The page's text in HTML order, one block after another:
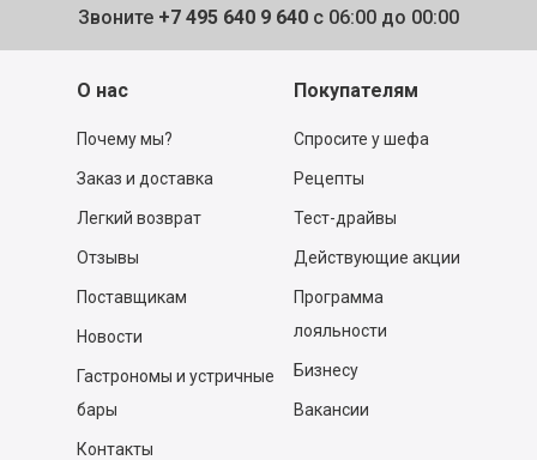
Звоните +7 495 640 9 640 с 06:00 до 00:00
О нас
Почему мы?
Заказ и доставка
Легкий возврат
Отзывы
Поставщикам
Новости
Гастрономы и устричные
бары
Контакты
Покупателям
Спросите у шефа
Рецепты
Тест-драйвы
Действующие акции
Программа
лояльности
Бизнесу
Вакансии